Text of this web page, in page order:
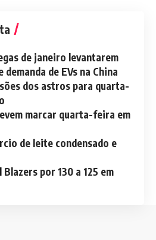
de janeiro levantarem
de EVs na China
dos astros para quarta-
marcar quarta-feira em
de leite condensado e
por 130 a 125 em